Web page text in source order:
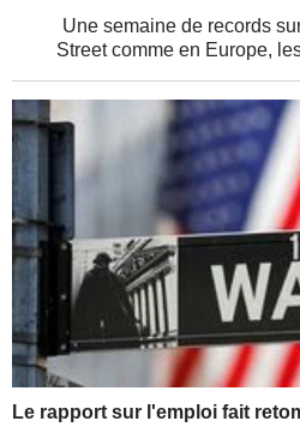
Le rapport sur l'emploi fait
Une semaine de records
Street comme en Europe,
d'entreprises et une